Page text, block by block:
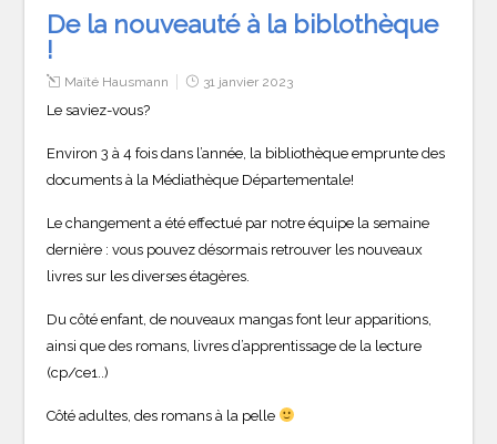
De la nouveauté à la biblothèque
!
Maïté Hausmann 31 janvier 2023
Le saviez-vous?
Environ 3 à 4 fois dans l’année, la bibliothèque emprunte des
documents à la Médiathèque Départementale!
Le changement a été effectué par notre équipe la semaine
dernière : vous pouvez désormais retrouver les nouveaux
livres sur les diverses étagères.
Du côté enfant, de nouveaux mangas font leur apparitions,
ainsi que des romans, livres d’apprentissage de la lecture
(cp/ce1..)
Côté adultes, des romans à la pelle